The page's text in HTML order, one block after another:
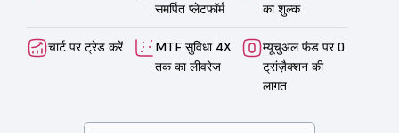
समर्पित प्लेटफॉर्म
का शुल्क
चार्ट पर ट्रेड करें
MTF सुविधा 4X
तक का लीवरेज
म्यूचुअल फंड पर 0
ट्रांज़ैक्शन की
लागत